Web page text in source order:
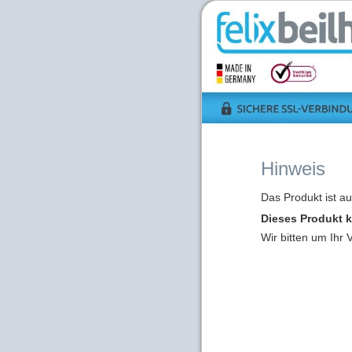
Hinweis
Das Produkt ist
Dieses Produkt
Wir bitten um Ihr